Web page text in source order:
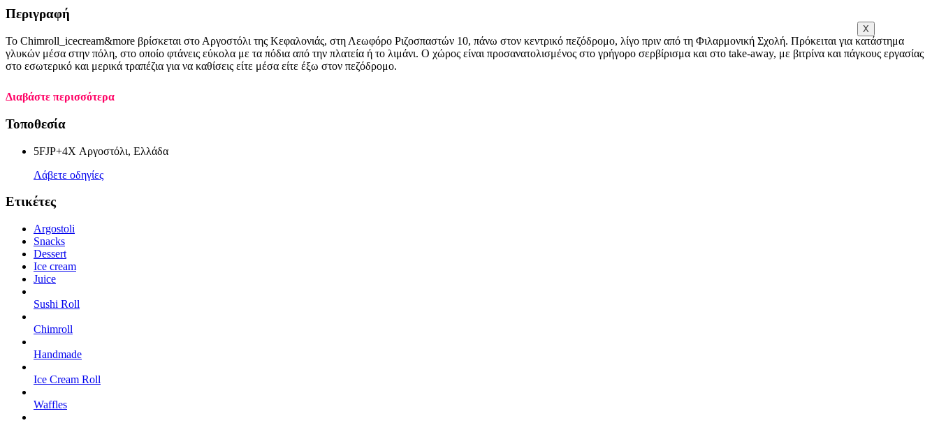
X
Περιγραφή
Το Chimroll_icecream&more βρίσκεται στο Αργοστόλι της Κεφαλονιάς, στη Λεωφόρο Ριζοσπαστών 10, πάνω στον κεντρικό πεζόδρομο, λίγο πριν από τη Φιλαρμονική Σχολή. Πρόκειται για κατάστημα
γλυκών μέσα στην πόλη, στο οποίο φτάνεις εύκολα με τα πόδια από την πλατεία ή το λιμάνι. Ο χώρος είναι προσανατολισμένος στο γρήγορο σερβίρισμα και στο take-away, με βιτρίνα και πάγκους εργασίας
στο εσωτερικό και μερικά τραπέζια για να καθίσεις είτε μέσα είτε έξω στον πεζόδρομο.
Διαβάστε περισσότερα
Τοποθεσία
5FJP+4X Αργοστόλι, Ελλάδα
Λάβετε οδηγίες
Ετικέτες
Argostoli
Snacks
Dessert
Ice cream
Juice
Sushi Roll
Chimroll
Handmade
Ice Cream Roll
Waffles